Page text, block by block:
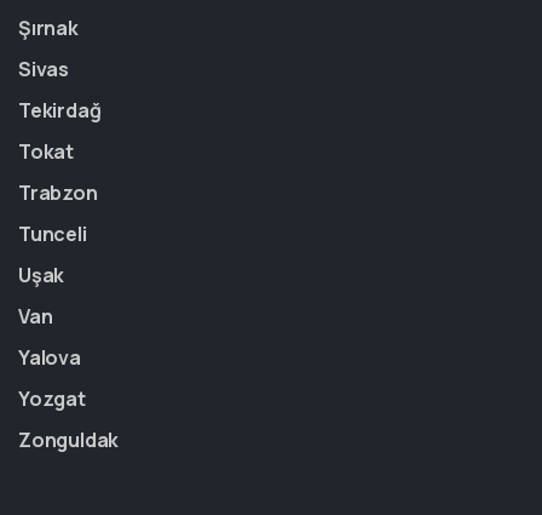
Şırnak
Sivas
Tekirdağ
Tokat
Trabzon
Tunceli
Uşak
Van
Yalova
Yozgat
Zonguldak